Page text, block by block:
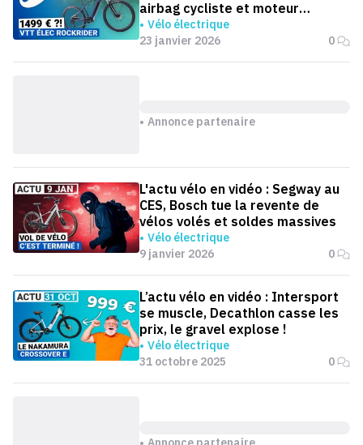
airbag cycliste et moteur
Ananda
Vélo électrique
23 janvier 2026
0
Annonce partenaire
L'actu vélo en vidéo : Segway au
CES, Bosch tue la revente de
vélos volés et soldes massives
Vélo électrique
9 janvier 2026
0
L’actu vélo en vidéo : Intersport
se muscle, Decathlon casse les
prix, le gravel explose !
Vélo électrique
31 octobre 2025
0